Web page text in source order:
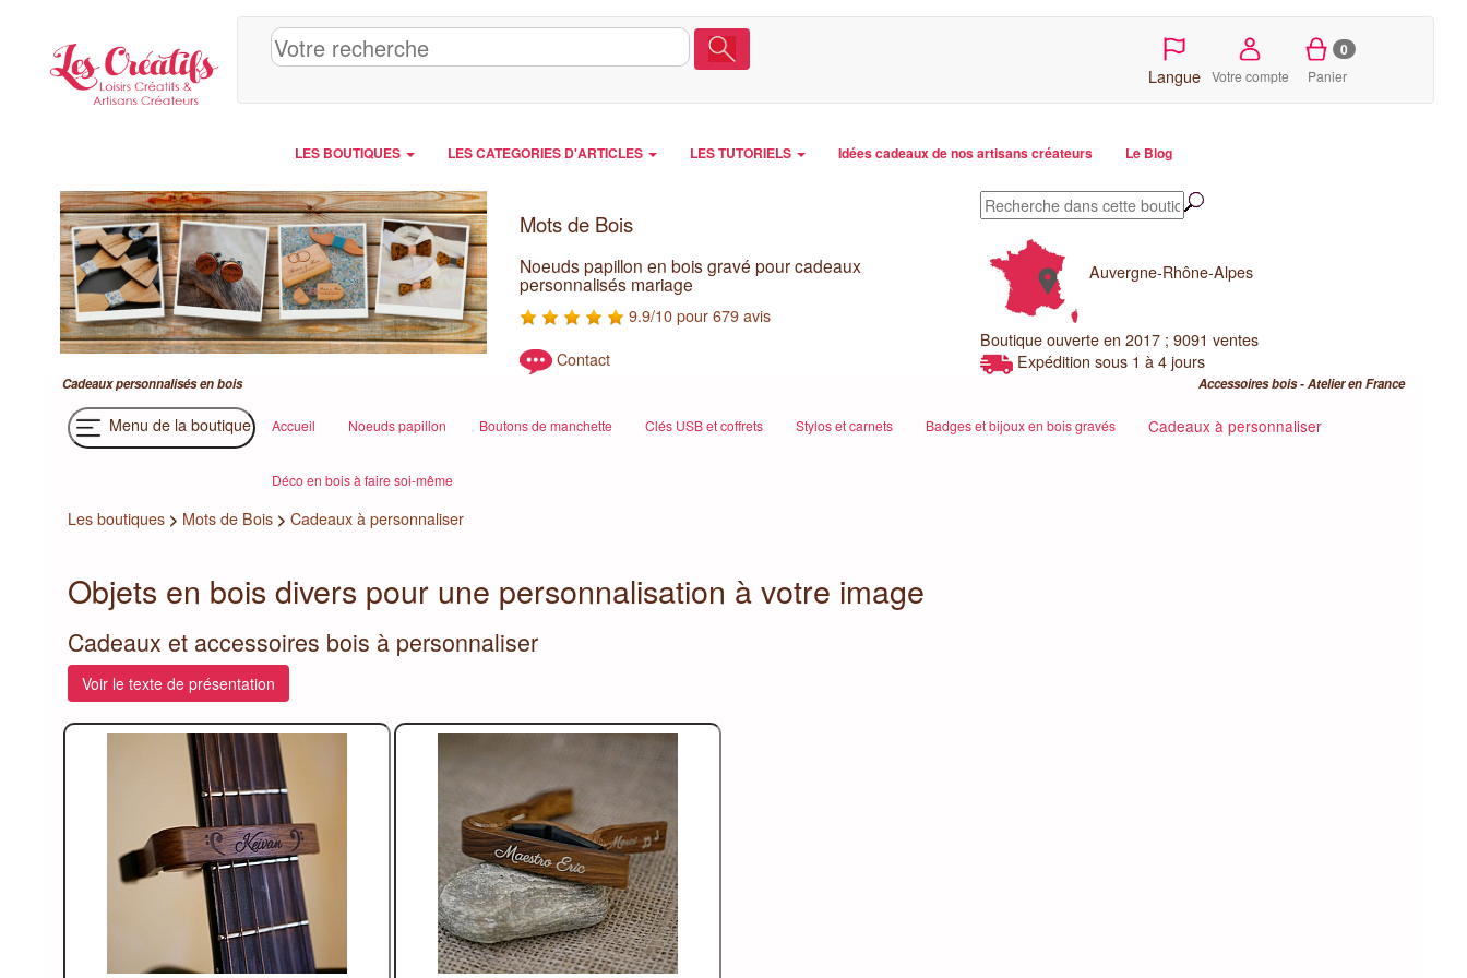
Langue Votre compte
0
Panier
LES BOUTIQUES LES CATEGORIES D'ARTICLES LES TUTORIELS Idées cadeaux de nos artisans créateurs Le Blog
Mots de Bois
Noeuds papillon en bois gravé pour cadeaux
personnalisés mariage
9.9/10 pour 679 avis
Contact
Auvergne-Rhône-Alpes
Boutique ouverte en 2017 ; 9091 ventes
Expédition sous 1 à 4 jours
Cadeaux personnalisés en bois Accessoires bois - Atelier en France
Menu de la boutique Accueil Noeuds papillon Boutons de manchette Clés USB et coffrets Stylos et carnets Badges et bijoux en bois gravés Cadeaux à personnaliser
Déco en bois à faire soi-même
Les boutiques > Mots de Bois > Cadeaux à personnaliser
Objets en bois divers pour une personnalisation à votre image
Cadeaux et accessoires bois à personnaliser
Voir le texte de présentation